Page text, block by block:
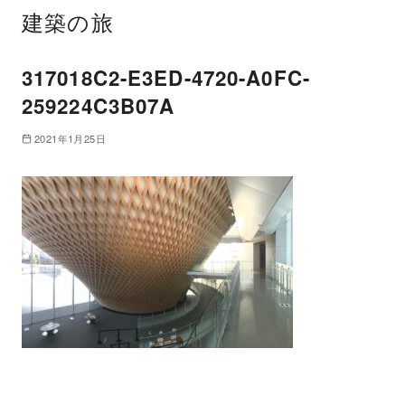
建築の旅
317018C2-E3ED-4720-A0FC-
259224C3B07A
2021年1月25日